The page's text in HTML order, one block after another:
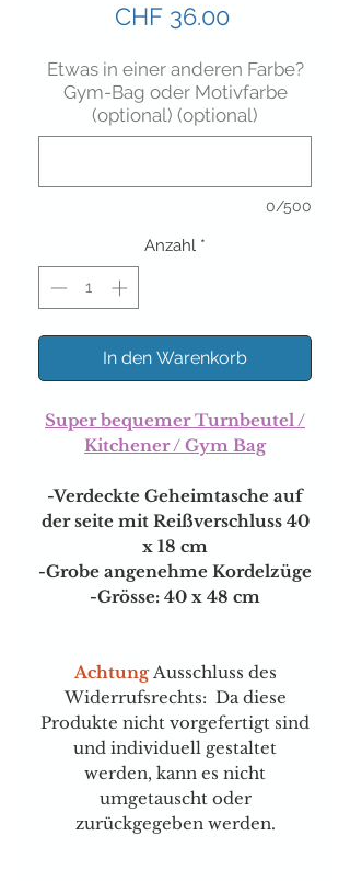
CHF 36.00Preis
Etwas in einer anderen Farbe?
Gym-Bag oder Motivfarbe
(optional) (optional)
0/500
Anzahl *
In den Warenkorb
Super bequemer Turnbeutel /
Kitchener / Gym Bag
-Verdeckte Geheimtasche auf
der seite mit Reißverschluss 40
x 18 cm
-Grobe angenehme Kordelzüge
-Grösse: 40 x 48 cm
AchtungAusschluss des
Widerrufsrechts: Da diese
Produkte nicht vorgefertigt sind
und individuell gestaltet
werden, kann es nicht
umgetauscht oder
zurückgegeben werden.